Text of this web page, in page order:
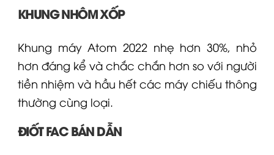
KHUNG NHÔM XỐP
Khung máy Atom 2022 nhẹ hơn 30%, nhỏ
hơn đáng kể và chắc chắn hơn so với người
tiền nhiệm và hầu hết các máy chiếu thông
thường cùng loại.
ĐIỐT FAC BÁN DẪN